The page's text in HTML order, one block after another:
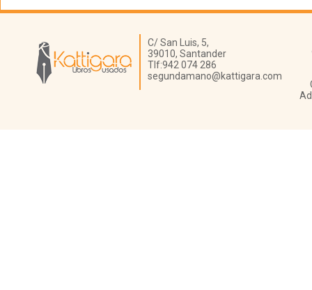
Librería Kattigara
C/ San Luis, 5,
39010, Santander
Tlf:942 074 286
segundamano@kattigara.com